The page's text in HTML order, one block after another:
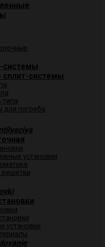
системы
системы
типа
для погреба
установки
решётки
установки